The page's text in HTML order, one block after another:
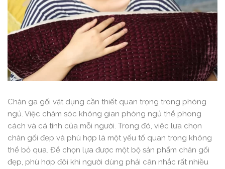
Chăn ga gối vật dụng cần thiết quan trọng trong phòng
ngủ. Việc chăm sóc không gian phòng ngủ thể phong
cách và cá tính của mỗi người. Trong đó, việc lựa chọn
chăn gối đẹp và phù hợp là một yếu tố quan trọng không
thể bỏ qua. Để chọn lựa được một bộ sản phẩm chăn gối
đẹp, phù hợp đôi khi người dùng phải cân nhắc rất nhiều